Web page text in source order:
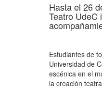
Hasta el 26
Teatro UdeC
Estudiantes de
Universidad de
escénica en el
la creación